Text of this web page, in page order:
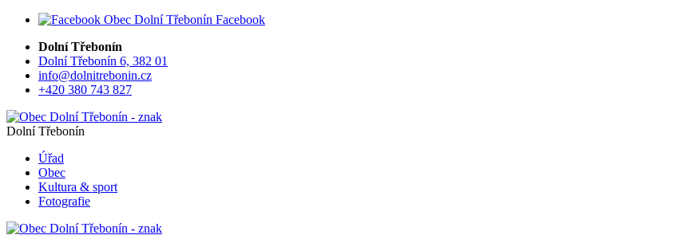
Facebook
Dolní Třebonín
Dolní Třebonín 6, 382 01
info@dolnitrebonin.cz
+420 380 743 827
Dolní Třebonín
Úřad
Obec
Kultura & sport
Fotografie